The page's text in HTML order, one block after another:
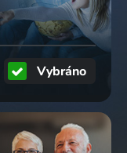
Vybráno